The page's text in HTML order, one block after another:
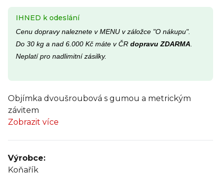
IHNED k odeslání
Cenu dopravy naleznete v MENU v záložce "O nákupu".
Do 30 kg a nad 6.000 Kč máte v ČR dopravu ZDARMA
Neplatí pro nadlimitní zásilky.
Objímka dvoušroubová s gumou a metrickým
závitem
Zobrazit více
Výrobce:
Koňařík